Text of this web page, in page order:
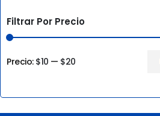
Filtrar Por Precio
Precio: $10 — $20